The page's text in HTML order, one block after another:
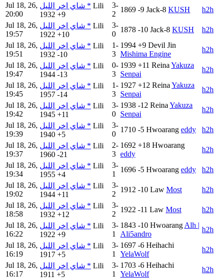
Jul 18, 26,
20:00
شاي اخر الليل * Lili
1932 +9
3-
2
1869 -9 Jack-8 KUSH
h2h
Jul 18, 26,
19:57
شاي اخر الليل * Lili
1922 +10
3-
0
1878 -10 Jack-8 KUSH
h2h
Jul 18, 26,
19:51
شاي اخر الليل * Lili
1932 -10
1-
3
1994 +9 Devil Jin
Mishima Engine
h2h
Jul 18, 26,
19:47
شاي اخر الليل * Lili
1944 -13
0-
3
1939 +11 Reina Yakuza
Senpai
h2h
Jul 18, 26,
19:45
شاي اخر الليل * Lili
1957 -14
1-
3
1927 +12 Reina Yakuza
Senpai
h2h
Jul 18, 26,
19:42
شاي اخر الليل * Lili
1945 +11
3-
0
1938 -12 Reina Yakuza
Senpai
h2h
Jul 18, 26,
19:39
شاي اخر الليل * Lili
1940 +5
3-
0
1710 -5 Hwoarang eddy
h2h
Jul 18, 26,
19:37
شاي اخر الليل * Lili
1960 -21
2-
3
1692 +18 Hwoarang
eddy
h2h
Jul 18, 26,
19:34
شاي اخر الليل * Lili
1955 +4
3-
1
1696 -5 Hwoarang eddy
h2h
Jul 18, 26,
19:02
شاي اخر الليل * Lili
1944 +11
3-
2
1912 -10 Law Most
h2h
Jul 18, 26,
18:58
شاي اخر الليل * Lili
1932 +12
3-
2
1922 -11 Law Most
h2h
Jul 18, 26,
16:22
شاي اخر الليل * Lili
1922 +9
3-
1
1843 -10 Hwoarang Alh |
Ali5andro
h2h
Jul 18, 26,
16:19
شاي اخر الليل * Lili
1917 +5
3-
1
1697 -6 Heihachi
YelaWolf
h2h
Jul 18, 26,
16:17
شاي اخر الليل * Lili
1911 +5
3-
1
1703 -6 Heihachi
YelaWolf
h2h